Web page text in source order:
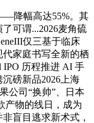
降幅高达55%。其
可谓...2026麦角硫
仅三基于临床
家庭书写全新的栖
IPO 历程推进 AI 手
磅新品2026上海
公司“换帅”、日本
产物的线日，成为
盲目逃求新术式，